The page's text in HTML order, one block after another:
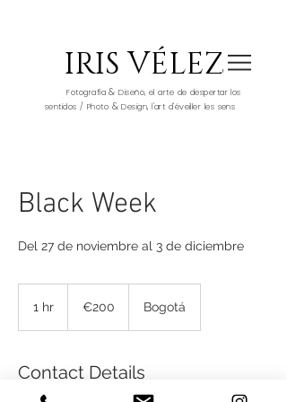
IRIS VÉLEZ
Fotografía& Diseño, el arte de despertar los
sentidos / Photo & Design, l'art d'éveiller les sens
Black Week
Del 27 de noviembre al 3 de diciembre
1 hr €200 Bogotá
Contact Details